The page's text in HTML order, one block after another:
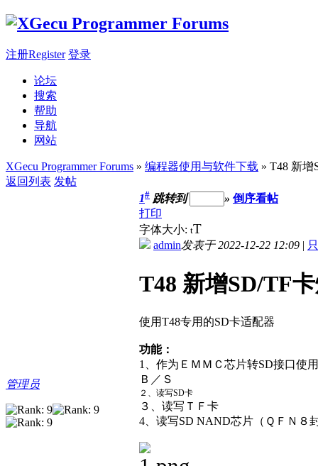
注册Register 登录
论坛
搜索
帮助
导航
网站
XGecu Programmer Forums » 编程器使用与软件下载 » T48 新
返回列表 发帖
管理员
1# 跳转到 » 倒序看帖
打印
字体大小: tT
admin发表于 2022-12-22 12:09 |
T48 新增SD/TF
使用T48专用的SD卡适配器
功能：
1、作为ＥＭＭＣ芯片转SD接口使
Ｂ／Ｓ
２、读写SD卡
３、读写ＴＦ卡
4、读写SD NAND芯片（ＱＦＮ８